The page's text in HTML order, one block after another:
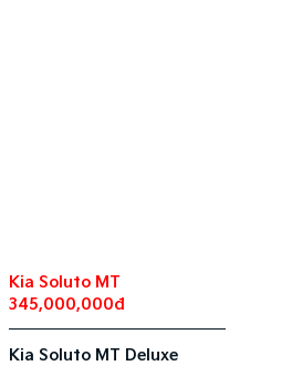
Kia Soluto MT
345,000,000đ
Kia Soluto MT Deluxe